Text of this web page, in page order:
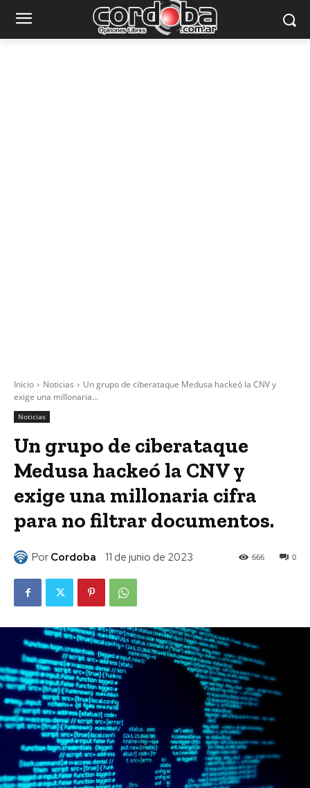
Inicio Noticias
Un grupo de ciberataque Medusa hackeó la CNV y
exige una millonaria...
Noticias
Un grupo de ciberataque
Medusa hackeó la CNV y
exige una millonaria cifra
para no filtrar documentos.
Por Cordoba 11 de junio de 2023 0
666